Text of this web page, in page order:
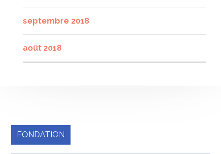
septembre 2018
août 2018
FONDATION